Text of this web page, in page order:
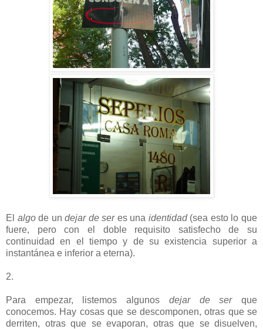
El algode undejar de seres una identidad(sea esto lo que
fuere, pero con el doble requisito satisfecho de su
continuidad en el tiempo y de su existencia superior a
instantánea e inferior a eterna).
2.
Para empezar, listemos algunos dejar de serque
conocemos. Hay cosas que se descomponen, otras que se
derriten, otras que se evaporan, otras que se disuelven,